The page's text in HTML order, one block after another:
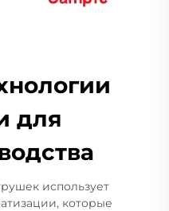
для
использует
которые